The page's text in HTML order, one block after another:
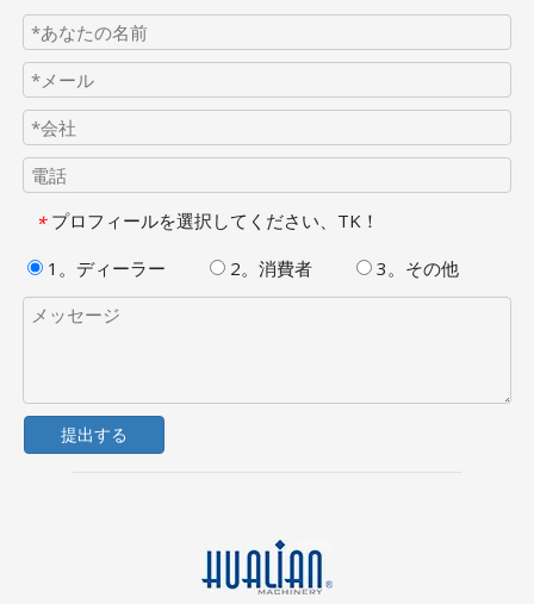
* プロフィールを選択してください、TK！
1。ディーラー
2。消費者 3。その他
提出する